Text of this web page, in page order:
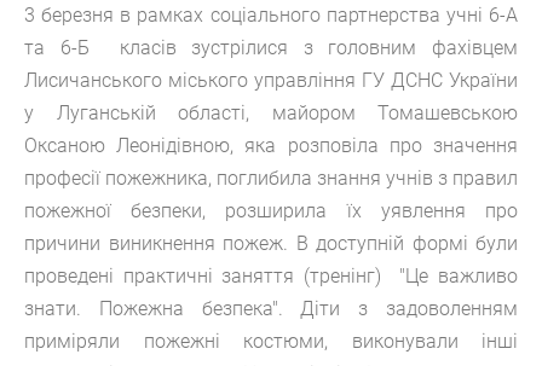
3 березня в рамках соціального партнерства учні 6-А
та 6-Б класів зустрілися з головним фахівцем
Лисичанського міського управління ГУ ДСНС України
у Луганській області, майором Томашевською
Оксаною Леонідівною, яка розповіла про значення
професії пожежника, поглибила знання учнів з правил
пожежної безпеки, розширила їх уявлення про
причини виникнення пожеж. В доступній формі були
проведені практичні заняття (тренінг) "Це важливо
знати. Пожежна безпека". Діти з задоволенням
приміряли пожежні костюми, виконували інші